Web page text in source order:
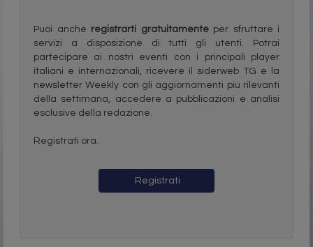
Puoi anche registrarti gratuitamenteper sfruttare i
servizi a disposizione di tutti gli utenti. Potrai
partecipare ai nostri eventi con i principali player
italiani e internazionali, ricevere il siderweb TG e la
newsletter Weekly con gli aggiornamenti più rilevanti
della settimana, accedere a pubblicazioni e analisi
esclusive della redazione.
Registrati ora.
Registrati